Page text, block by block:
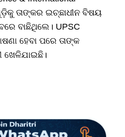
ତାଙ୍କର ଇଚ୍ଛାଧୀନ ବିଷୟ
ବାଛିଥିଲେ। UPSC
ହେବା ପରେ ତାଙ୍କ
ଖେଳିଯାଇଛି।